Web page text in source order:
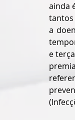
ainda
tantos
a
e